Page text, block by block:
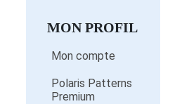
MON PROFIL
Mon compte
Polaris Patterns
Premium